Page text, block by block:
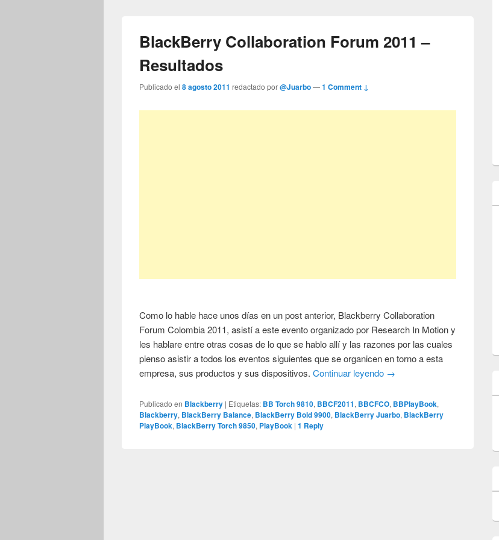
BlackBerry Collaboration Forum 2011 –
Resultados
Publicado el8 agosto 2011 redactado por@Juarbo—1 Comment ↓
Como lo hable hace unos días en un post anterior, Blackberry Collaboration
Forum Colombia 2011, asistí a este evento organizado por Research In Motion y
les hablare entre otras cosas de lo que se hablo allí y las razones por las cuales
pienso asistir a todos los eventos siguientes que se organicen en torno a esta
empresa, sus productos y sus dispositivos.Continuar leyendo →
Publicado en Blackberry | Etiquetas: BB Torch 9810, BBCF2011, BBCFCO, BBPlayBook,
Blackberry, BlackBerry Balance, BlackBerry Bold 9900, BlackBerry Juarbo, BlackBerry
PlayBook, BlackBerry Torch 9850, PlayBook |1 Reply